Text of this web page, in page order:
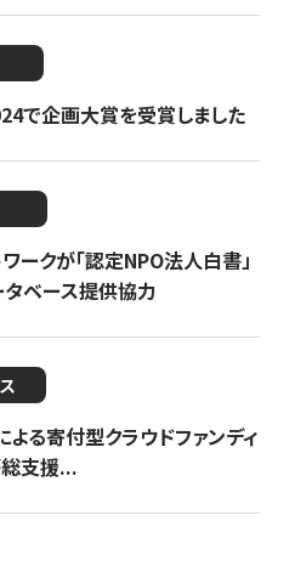
で企画大賞を受賞しました
ークが「認定NPO法人白書」
タベース提供協力
る寄付型クラウドファンディ
総支援...